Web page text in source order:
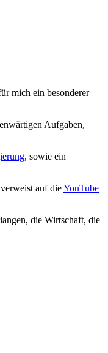
mich ein besonderer
Aufgaben,
, sowie ein
auf dieYouTube
die Wirtschaft, die